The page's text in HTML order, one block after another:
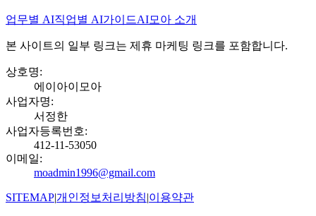
업무별 AI직업별 AI가이드AI모아 소개
본 사이트의 일부 링크는 제휴 마케팅 링크를 포함합니다.
상호명:
에이아이모아
사업자명:
서정한
사업자등록번호:
412-11-53050
이메일:
moadmin1996@gmail.com
SITEMAP|개인정보처리방침|이용약관